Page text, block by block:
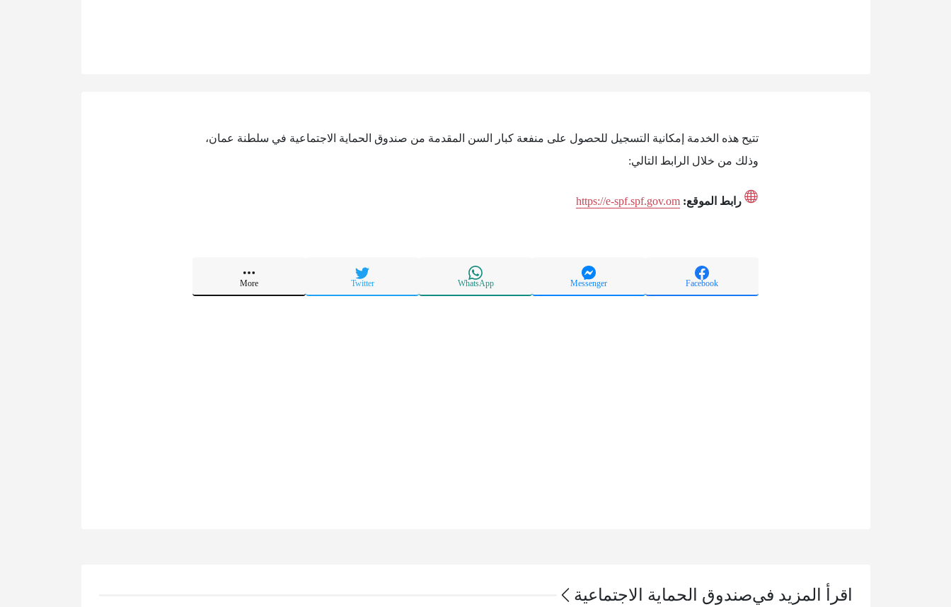
تتيح هذه الخدمة إمكانية التسجيل للحصول على منفعة كبار السن المقدمة من صندوق الحماية الاجتماعية في سلطنة عمان،
وذلك من خلال الرابط التالي:
رابط الموقع: https://e-spf.spf.gov.om
Facebook
Messenger
WhatsApp
Twitter
More
اقرأ المزيد فيصندوق الحماية الاجتماعية